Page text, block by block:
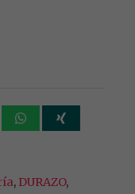
, DURAZO,